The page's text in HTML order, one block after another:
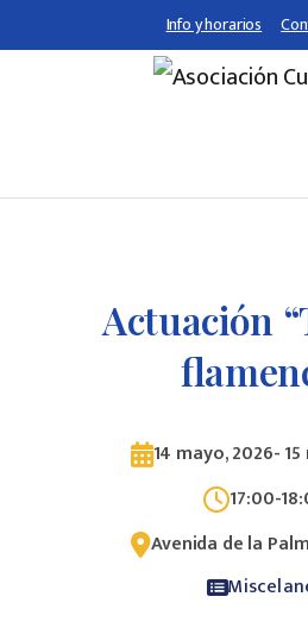
Info y horarios
Actuación
14 mayo, 2026-
17:00-
Avenida de la